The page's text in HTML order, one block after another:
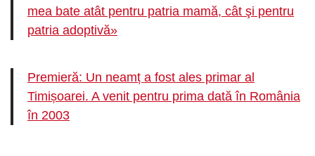
mea bate atât pentru patria mamă, cât şi pentru
patria adoptivă»
Premieră: Un neamț a fost ales primar al
Timișoarei. A venit pentru prima dată în România
în 2003